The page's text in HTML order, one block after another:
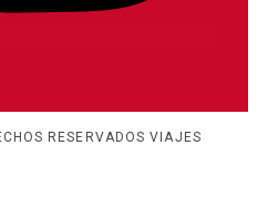
RESERVADOS VIAJES